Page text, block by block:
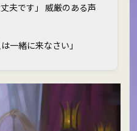
夫です」 威厳のある声
一緒に来なさい」